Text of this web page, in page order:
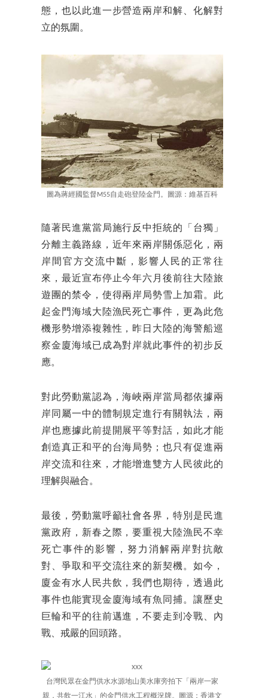
態，也以此進一步營造兩岸和解、化解對
立的氛圍。
圖為蔣經國監督M55自走砲登陸金門。圖源：維基百科
隨著民進黨當局施行反中拒統的「台獨」
分離主義路線，近年來兩岸關係惡化，兩
岸間官方交流中斷，影響人民的正常往
來，最近宣布停止今年六月後前往大陸旅
遊團的禁令，使得兩岸局勢雪上加霜。此
起金門海域大陸漁民死亡事件，更為此危
機形勢增添複雜性，昨日大陸的海警船巡
察金廈海域已成為對岸就此事件的初步反
應。
對此勞動黨認為，海峽兩岸當局都依據兩
岸同屬一中的體制規定進行有關執法，兩
岸也應據此前提開展平等對話，如此才能
創造真正和平的台海局勢；也只有促進兩
岸交流和往來，才能增進雙方人民彼此的
理解與融合。
最後，勞動黨呼籲社會各界，特別是民進
黨政府，新春之際，要重視大陸漁民不幸
死亡事件的影響，努力消解兩岸對抗敵
對、爭取和平交流往來的新契機。如今，
廈金有水人民共飲，我們也期待，透過此
事件也能實現金廈海域有魚同捕。讓歷史
巨輪和平的往前邁進，不要走到冷戰、內
戰、戒嚴的回頭路。
台灣民眾在金門供水水源地山美水庫旁拍下「兩岸一家
親，共飲一江水」的金門供水工程概況牌。圖源：香港文